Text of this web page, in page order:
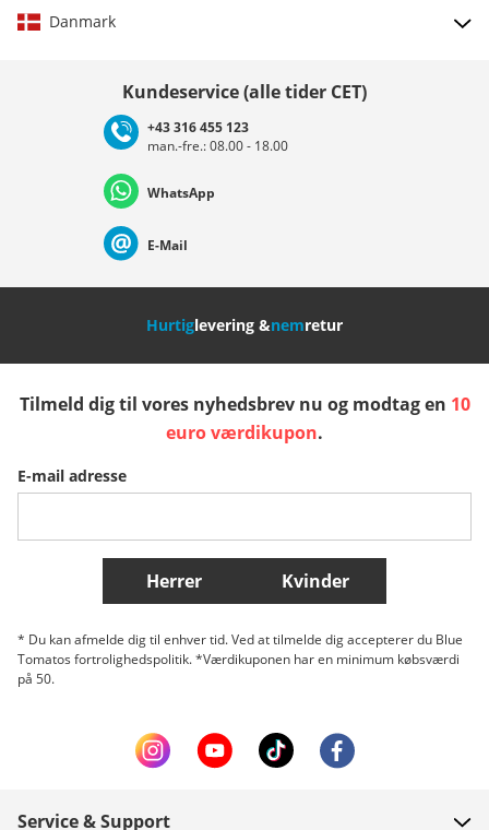
Danmark
Deutschland Österreich
Nederland Italia (Italiano) Italien (Deutsch)
Slovenija
Belgique (Français) Danmark Norge
Flere lande
Kundeservice (alle tider CET)
+43 316 455 123
man.-fre.: 08.00 - 18.00
WhatsApp
E-Mail
Hurtiglevering &nemretur
Tilmeld dig til vores nyhedsbrev nu og modtag en 10
euro værdikupon.
E-mail adresse
Herrer Kvinder
* Du kan afmelde dig til enhver tid. Ved at tilmelde dig accepterer du Blue
Tomatos fortrolighedspolitik. *Værdikuponen har en minimum købsværdi
på 50.
Service & Support